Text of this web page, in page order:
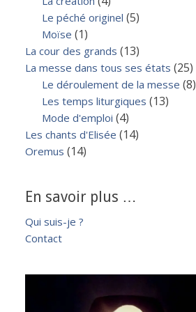
Le péché originel (5)
Moïse (1)
La cour des grands (13)
La messe dans tous ses états (25)
Le déroulement de la messe (8)
Les temps liturgiques (13)
Mode d'emploi (4)
Les chants d'Elisée (14)
Oremus (14)
En savoir plus …
Qui suis-je ?
Contact